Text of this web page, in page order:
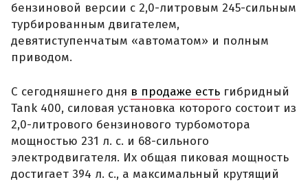
бензиновой версии с 2,0-литровым 245-сильным
турбированным двигателем,
девятиступенчатым «автоматом» и полным
приводом.
С сегодняшнего дня в продаже есть гибридный
Tank 400, силовая установка которого состоит из
2,0-литрового бензинового турбомотора
мощностью 231 л. с. и 68-сильного
электродвигателя. Их общая пиковая мощность
достигает 394 л. с., а максимальный крутящий